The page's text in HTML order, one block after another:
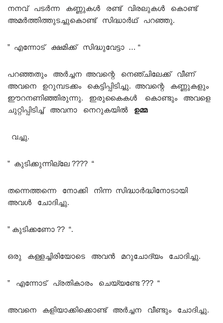
നനവ് പടർന്ന കണ്ണുകൾ രണ്ട് വിരലുകൾ കൊണ്ട്
അമർത്തിത്തുടച്ചുകൊണ്ട് സിദ്ധാർഥ് പറഞ്ഞു.
” എന്നോട് ക്ഷമിക്ക് സിദ്ധുവേട്ടാ … “
പറഞ്ഞതും അർച്ചന അവന്റെ നെഞ്ചിലേക്ക് വീണ്
അവനെ ഉറുമ്പടക്കം കെട്ടിപ്പിടിച്ചു. അവന്റെ കണ്ണുകളും
ഈറനണിഞ്ഞിരുന്നു. ഇരുകൈകൾ കൊണ്ടും അവളെ
ചുറ്റിപ്പിടിച്ച് അവനാ നെറുകയിൽ ഉമ്മ
വച്ചു.
” കുടിക്കുന്നില്ലേ ???? “
തന്നെത്തന്നെ നോക്കി നിന്ന സിദ്ധാർദ്ധിനോടായി
അവൾ ചോദിച്ചു.
” കുടിക്കണോ ?? “.
ഒരു കള്ളച്ചിരിയോടെ അവൻ മറുചോദ്യം ചോദിച്ചു.
” എന്നോട് പ്രതികാരം ചെയ്യണ്ടേ ??? “
അവനെ കളിയാക്കിക്കൊണ്ട് അർച്ചന വീണ്ടും ചോദിച്ചു.